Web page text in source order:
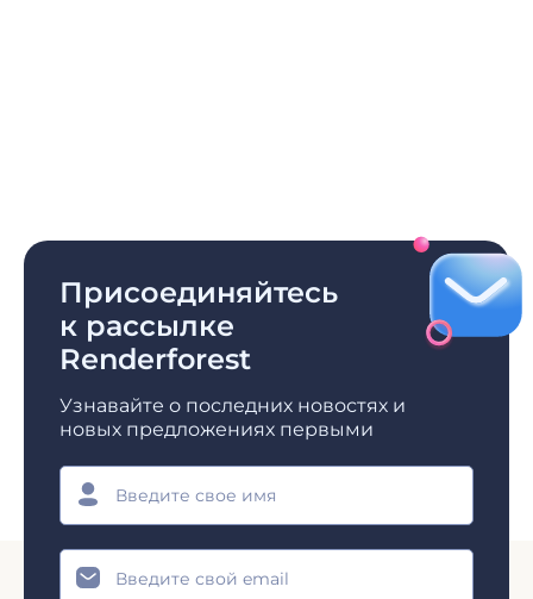
Присоединяйтесь
к рассылке
Renderforest
Узнавайте о последних новостях и
новых предложениях первыми